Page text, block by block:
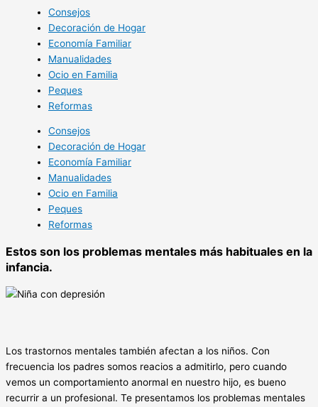
Consejos
Decoración de Hogar
Economía Familiar
Manualidades
Ocio en Familia
Peques
Reformas
Consejos
Decoración de Hogar
Economía Familiar
Manualidades
Ocio en Familia
Peques
Reformas
Estos son los problemas mentales más habituales en la
infancia.
Los trastornos mentales también afectan a los niños. Con
frecuencia los padres somos reacios a admitirlo, pero cuando
vemos un comportamiento anormal en nuestro hijo, es bueno
recurrir a un profesional. Te presentamos los problemas mentales